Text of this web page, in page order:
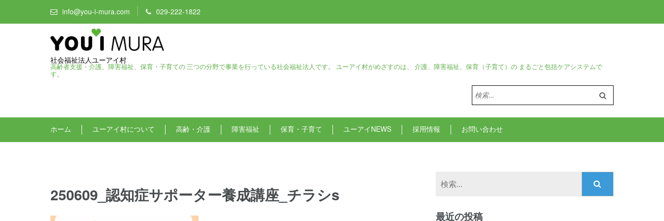
info@you-i-mura.com 029-222-1822
社会福祉法人ユーアイ村
高齢者支援・介護、障害福祉、保育・子育ての 三つの分野で事業を行っている社会福祉法人です。 ユーアイ村がめざすのは、 介護、障害福祉、保育（子育て）の まるごと包括ケアシステムで
す。
検
索:
ホーム ユーアイ村について 高齢・介護 障害福祉 保育・子育て ユーアイNEWS 採用情報 お問い合わせ
250609_認知症サポーター養成講座_チラシs
最近の投稿